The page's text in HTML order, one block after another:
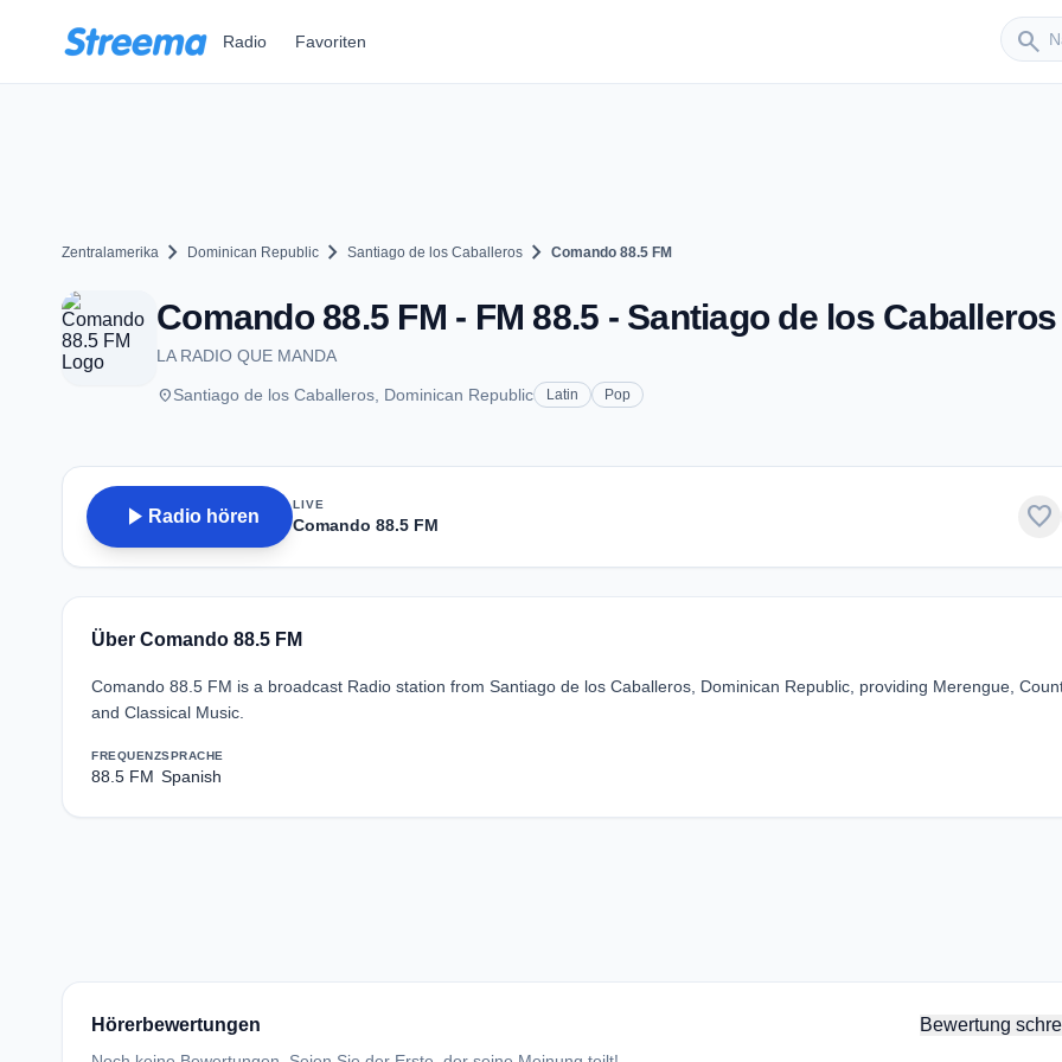
Radio Favoriten search
Sender
Zentralamerika chevron_right Dominican Republic chevron_right Santiago de los Caballeros chevron_right Comando 88.5 FM
Comando 88.5 FM - FM 88.5 - Santiago de los Caballeros
LA RADIO QUE MANDA
placeSantiago de los Caballeros, Dominican Republic Latin Pop
play_arrow Radio hören
LIVE
Comando 88.5 FM favorite
Über Comando 88.5 FM
Comando 88.5 FM is a broadcast Radio station from Santiago de los Caballeros, Dominican Republic, providing Merengue,
and Classical Music.
FREQUENZ
88.5 FM
SPRACHE
Spanish
Hörerbewertungen Bewertung